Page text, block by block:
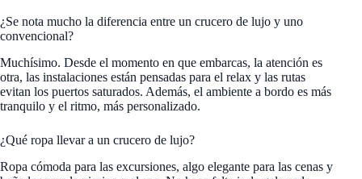
¿Se nota mucho la diferencia entre un crucero de lujo y uno
convencional?
Muchísimo. Desde el momento en que embarcas, la atención es
otra, las instalaciones están pensadas para el relax y las rutas
evitan los puertos saturados. Además, el ambiente a bordo es más
tranquilo y el ritmo, más personalizado.
¿Qué ropa llevar a un crucero de lujo?
Ropa cómoda para las excursiones, algo elegante para las cenas y